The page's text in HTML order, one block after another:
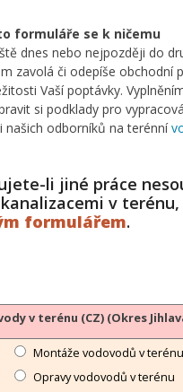
formuláře se k ničemu
dnes nebo nejpozději do
zavolá či odepíše obchodní
Vaší poptávky.
si podklady pro
našich odborníků na terénní
li jiné práce
v
formulářem.
v terénu (CZ) (Okres
Montáže vodovodů v terénu
Opravy vodovodů v terénu